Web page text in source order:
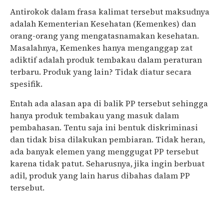
Antirokok dalam frasa kalimat tersebut maksudnya
adalah Kementerian Kesehatan (Kemenkes) dan
orang-orang yang mengatasnamakan kesehatan.
Masalahnya, Kemenkes hanya menganggap zat
adiktif adalah produk tembakau dalam peraturan
terbaru. Produk yang lain? Tidak diatur secara
spesifik.
Entah ada alasan apa di balik PP tersebut sehingga
hanya produk tembakau yang masuk dalam
pembahasan. Tentu saja ini bentuk diskriminasi
dan tidak bisa dilakukan pembiaran. Tidak heran,
ada banyak elemen yang menggugat PP tersebut
karena tidak patut. Seharusnya, jika ingin berbuat
adil, produk yang lain harus dibahas dalam PP
tersebut.